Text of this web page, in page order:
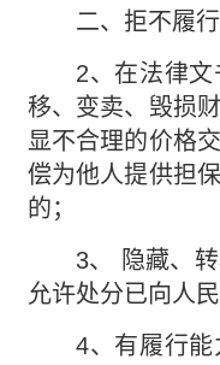
二、拒不履行
2、在法律文
移、变卖、毁损
显不合理的价格
偿为他人提供担
的；
3、 隐藏、转
允许处分已向人
4、有履行能